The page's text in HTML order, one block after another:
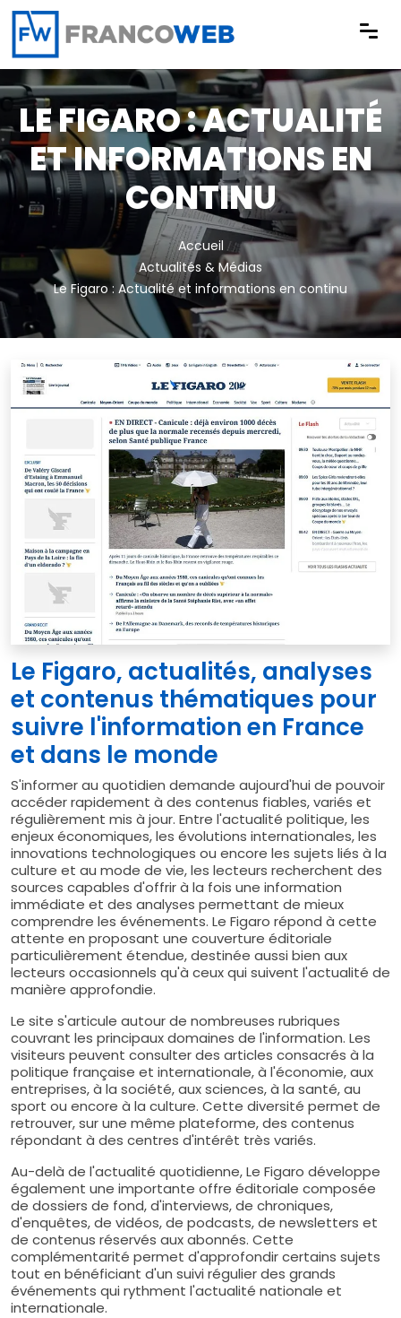
Panneau de gestion des cookies
LE FIGARO : ACTUALITÉ
ET INFORMATIONS EN
CONTINU
Accueil
Actualités & Médias
Le Figaro : Actualité et informations en continu
Le Figaro, actualités, analyses
et contenus thématiques pour
suivre l'information en France
et dans le monde
S'informer au quotidien demande aujourd'hui de pouvoir
accéder rapidement à des contenus fiables, variés et
régulièrement mis à jour. Entre l'actualité politique, les
enjeux économiques, les évolutions internationales, les
innovations technologiques ou encore les sujets liés à la
culture et au mode de vie, les lecteurs recherchent des
sources capables d'offrir à la fois une information
immédiate et des analyses permettant de mieux
comprendre les événements. Le Figaro répond à cette
attente en proposant une couverture éditoriale
particulièrement étendue, destinée aussi bien aux
lecteurs occasionnels qu'à ceux qui suivent l'actualité de
manière approfondie.
Le site s'articule autour de nombreuses rubriques
couvrant les principaux domaines de l'information. Les
visiteurs peuvent consulter des articles consacrés à la
politique française et internationale, à l'économie, aux
entreprises, à la société, aux sciences, à la santé, au
sport ou encore à la culture. Cette diversité permet de
retrouver, sur une même plateforme, des contenus
répondant à des centres d'intérêt très variés.
Au-delà de l'actualité quotidienne, Le Figaro développe
également une importante offre éditoriale composée
de dossiers de fond, d'interviews, de chroniques,
d'enquêtes, de vidéos, de podcasts, de newsletters et
de contenus réservés aux abonnés. Cette
complémentarité permet d'approfondir certains sujets
tout en bénéficiant d'un suivi régulier des grands
événements qui rythment l'actualité nationale et
internationale.